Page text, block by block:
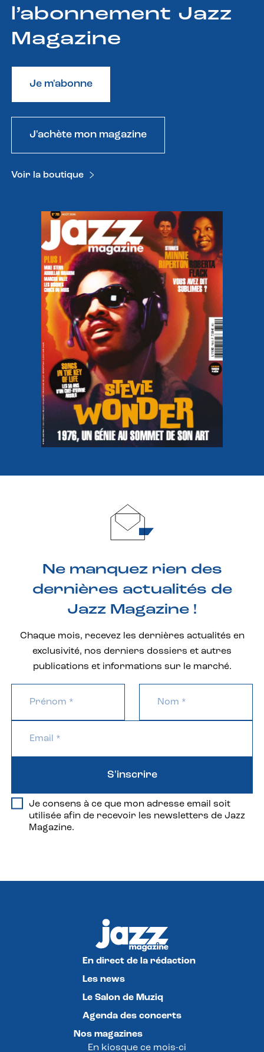
l’abonnement Jazz
Magazine
Je m'abonne
J'achète mon magazine
Voir la boutique
Ne manquez rien des
dernières actualités de
Jazz Magazine !
Chaque mois, recevez les dernières actualités en
exclusivité, nos derniers dossiers et autres
publications et informations sur le marché.
Je consens à ce que mon adresse email soit
utilisée afin de recevoir les newsletters de Jazz
Magazine.
S'inscrire
En direct de la rédaction
Les news
Le Salon de Muziq
Agenda des concerts
Nos magazines
En kiosque ce mois-ci